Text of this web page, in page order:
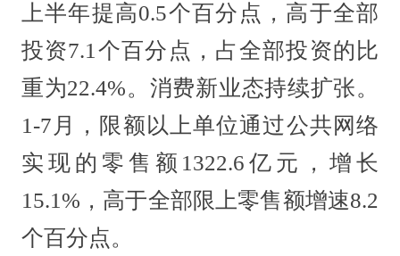
上半年提高0.5个百分点，高于全部
投资7.1个百分点，占全部投资的比
重为22.4%。消费新业态持续扩张。
1-7月，限额以上单位通过公共网络
实现的零售额1322.6亿元，增长
15.1%，高于全部限上零售额增速8.2
个百分点。